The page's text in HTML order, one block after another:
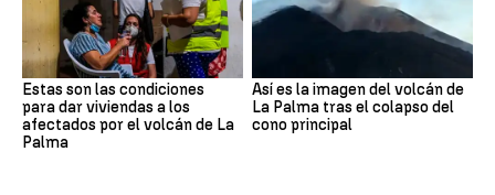
Estas son las condiciones
para dar viviendas a los
afectados por el volcán de La
Palma
Así es la imagen del volcán de
La Palma tras el colapso del
cono principal